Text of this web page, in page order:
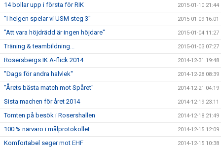
14 bollar upp i första för RIK 2015-01-10 21:44
"I helgen spelar vi USM steg 3" 2015-01-09 16:01
"Att vara höjdrädd är ingen höjdare" 2015-01-04 11:27
Träning & teambildning... 2015-01-03 07:27
Rosersbergs IK A-flick 2014 2014-12-31 19:48
"Dags för andra halvlek" 2014-12-28 08:39
"Årets bästa match mot Spåret" 2014-12-21 04:19
Sista machen för året 2014 2014-12-19 23:11
Tomten på besök i Rosershallen 2014-12-18 21:49
100 % närvaro i målprotokollet 2014-12-15 12:09
Komfortabel seger mot EHF 2014-12-15 10:38